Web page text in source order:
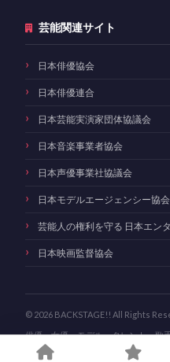
芸能関連サイト
日本俳優協会
日本俳優連合
日本芸能実演家団体協議会
日本音楽事業者協会
日本声優事業社協議会
日本モデルエージェンシー協会
芸能人の権利を守る 日本エン
日本映画監督協会
© 2026 BACKSTAGE!! All Rights
俳優・女優・モデル・タレント・歌
BACKSTAGE!!